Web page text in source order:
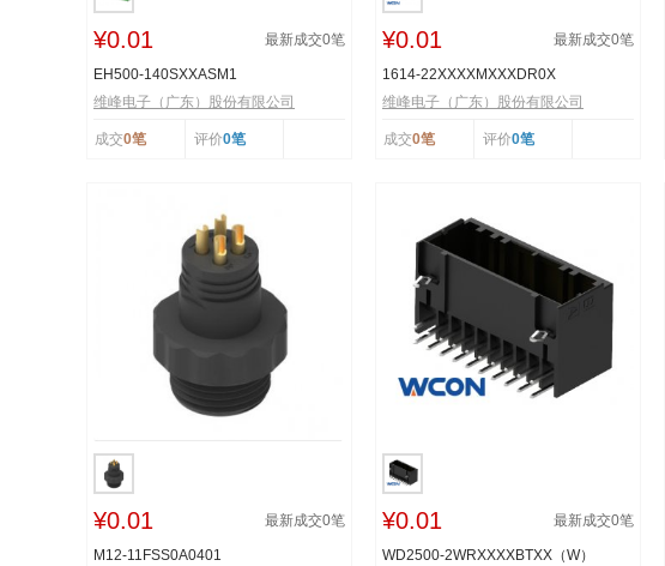
¥0.01 最新成交0笔
EH500-140SXXASM1
维峰电子（广东）股份有限公司
成交0笔 评价0笔
¥0.01 最新成交0笔
1614-22XXXXMXXXDR0X
维峰电子（广东）股份有限公司
成交0笔 评价0笔
¥0.01 最新成交0笔
M12-11FSS0A0401
¥0.01 最新成交0笔
WD2500-2WRXXXXBTXX（W）